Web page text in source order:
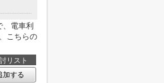
電車利
こちらの
リスト
加する